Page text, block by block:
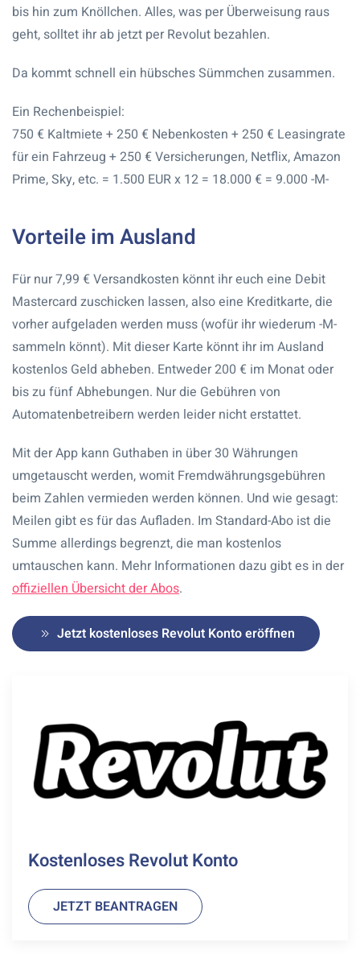
bis hin zum Knöllchen. Alles, was per Überweisung raus
geht, solltet ihr ab jetzt per Revolut bezahlen.
Da kommt schnell ein hübsches Sümmchen zusammen.
Ein Rechenbeispiel:
750 € Kaltmiete + 250 € Nebenkosten + 250 € Leasingrate
für ein Fahrzeug + 250 € Versicherungen, Netflix, Amazon
Prime, Sky, etc. = 1.500 EUR x 12 = 18.000 € = 9.000 -M-
Vorteile im Ausland
Für nur 7,99 € Versandkosten könnt ihr euch eine Debit
Mastercard zuschicken lassen, also eine Kreditkarte, die
vorher aufgeladen werden muss (wofür ihr wiederum -M-
sammeln könnt). Mit dieser Karte könnt ihr im Ausland
kostenlos Geld abheben. Entweder 200 € im Monat oder
bis zu fünf Abhebungen. Nur die Gebühren von
Automatenbetreibern werden leider nicht erstattet.
Mit der App kann Guthaben in über 30 Währungen
umgetauscht werden, womit Fremdwährungsgebühren
beim Zahlen vermieden werden können. Und wie gesagt:
Meilen gibt es für das Aufladen. Im Standard-Abo ist die
Summe allerdings begrenzt, die man kostenlos
umtauschen kann. Mehr Informationen dazu gibt es in der
offiziellen Übersicht der Abos.
Jetzt kostenloses Revolut Konto eröffnen
Kostenloses Revolut Konto
JETZT BEANTRAGEN